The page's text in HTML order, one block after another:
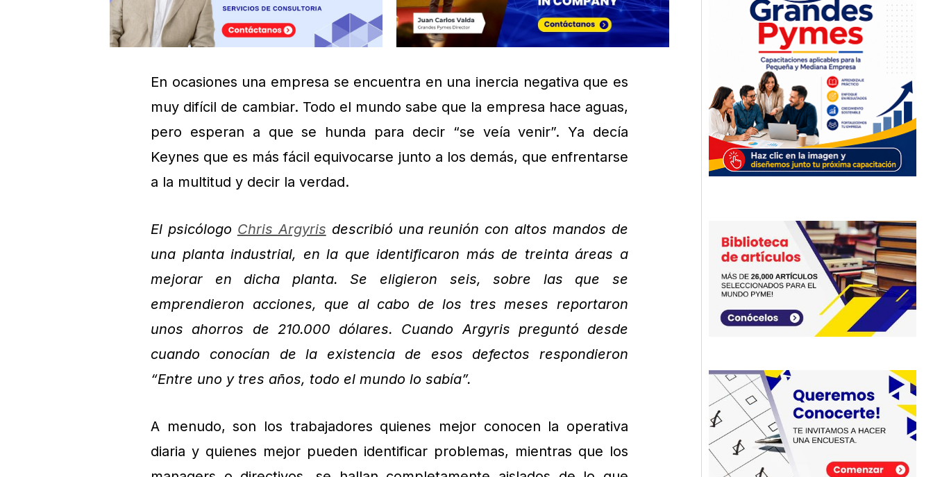
En ocasiones una empresa se encuentra en una inercia negativa que es
muy difícil de cambiar. Todo el mundo sabe que la empresa hace aguas,
pero esperan a que se hunda para decir “se veía venir”. Ya decía
Keynes que es más fácil equivocarse junto a los demás, que enfrentarse
a la multitud y decir la verdad.
El psicólogo Chris Argyris describió una reunión con altos mandos de
una planta industrial, en la que identificaron más de treinta áreas a
mejorar en dicha planta. Se eligieron seis, sobre las que se
emprendieron acciones, que al cabo de los tres meses reportaron
unos ahorros de 210.000 dólares. Cuando Argyris preguntó desde
cuando conocían de la existencia de esos defectos respondieron
“Entre uno y tres años, todo el mundo lo sabía”.
A menudo, son los trabajadores quienes mejor conocen la operativa
diaria y quienes mejor pueden identificar problemas, mientras que los